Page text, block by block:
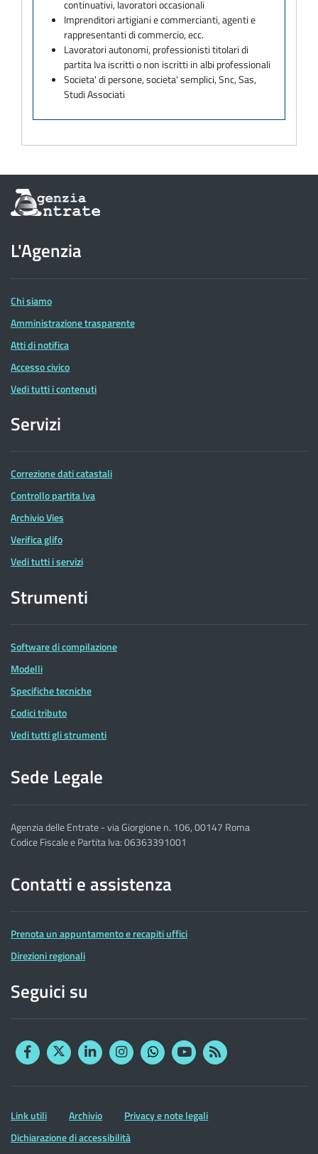
continuativi, lavoratori occasionali
Imprenditori artigiani e commercianti, agenti e
rappresentanti di commercio, ecc.
Lavoratori autonomi, professionisti titolari di
partita Iva iscritti o non iscritti in albi professionali
Societa' di persone, societa' semplici, Snc, Sas,
Studi Associati
Informazioni
sul
dell'Agenzia
delle
Entrate
L'Agenzia
Chi siamo
Amministrazione trasparente
Atti di notifica
Accesso civico
Vedi tutti i contenuti
Servizi
Correzione dati catastali
Controllo partita Iva
Archivio Vies
Verifica glifo
Vedi tutti i servizi
Strumenti
Software di compilazione
Modelli
Specifiche tecniche
Codici tributo
Vedi tutti gli strumenti
Sede Legale
Agenzia delle Entrate - via Giorgione n. 106, 00147 Roma
Codice Fiscale e Partita Iva: 06363391001
Contatti e assistenza
Prenota un appuntamento e recapiti uffici
Direzioni regionali
Seguici su
FacebookTwitterLinkedinInstagram
YouTubeRSS
Altre
informazioni
Link utili Archivio
Privacy e note legali
Dichiarazione di accessibilità